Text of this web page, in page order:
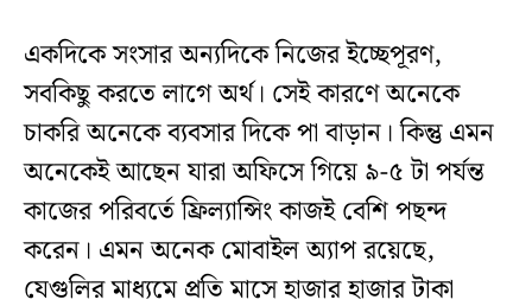
একদিকে সংসার অন্যদিকে নিজের ইচ্ছেপূরণ,
সবকিছু করতে লাগে অর্থ। সেই কারণে অনেকে
চাকরি অনেকে ব্যবসার দিকে পা বাড়ান। কিন্তু এমন
অনেকেই আছেন যারা অফিসে গিয়ে ৯-৫ টা পর্যন্ত
কাজের পরিবর্তে ফ্রিল্যান্সিং কাজই বেশি পছন্দ
করেন। এমন অনেক মোবাইল অ্যাপ রয়েছে,
যেগুলির মাধ্যমে প্রতি মাসে হাজার হাজার টাকা